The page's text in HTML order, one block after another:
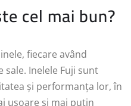
cel mai bun?
fiecare având
sale. Inelele Fuji sunt
și performanța lor, în
ușoare și mai puțin